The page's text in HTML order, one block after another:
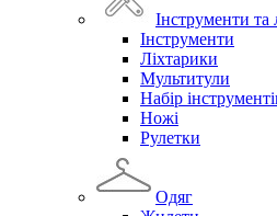
Інструменти та
Інструменти
Ліхтарики
Мультитули
Набір
Ножі
Рулетки
Одяг